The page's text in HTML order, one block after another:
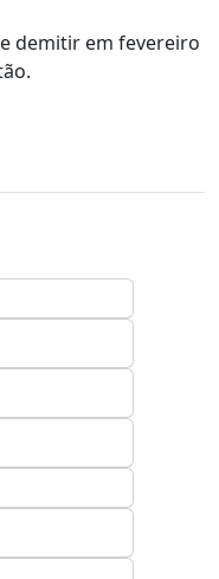
demitir em fevereiro